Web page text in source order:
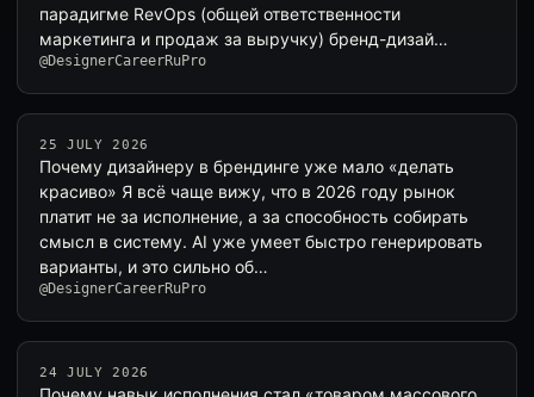
парадигме RevOps (общей ответственности
маркетинга и продаж за выручку) бренд-дизай…
@DesignerCareerRuPro
25 JULY 2026
Почему дизайнеру в брендинге уже мало «делать
красиво» Я всё чаще вижу, что в 2026 году рынок
платит не за исполнение, а за способность собирать
смысл в систему. AI уже умеет быстро генерировать
варианты, и это сильно об…
@DesignerCareerRuPro
24 JULY 2026